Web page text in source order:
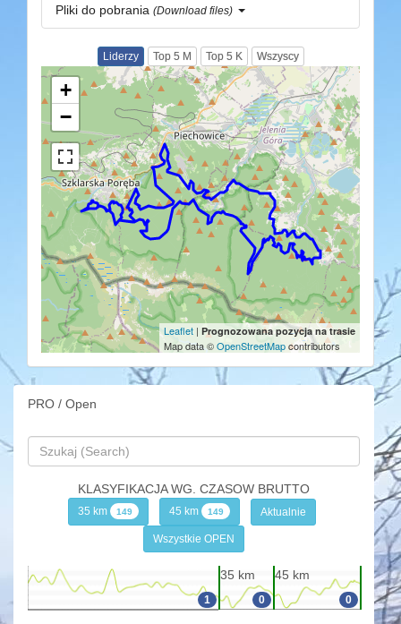
Pliki do pobrania (Download files)
Liderzy Top 5 M Top 5 K Wszyscy
+
−
Leaflet | Prognozowana pozycja na trasie
Map data ©OpenStreetMapcontributors
PRO / Open
KLASYFIKACJA WG. CZASOW BRUTTO
35 km 149 45 km 149 Aktualnie
Wszystkie OPEN
1
35 km
0
45 km
0